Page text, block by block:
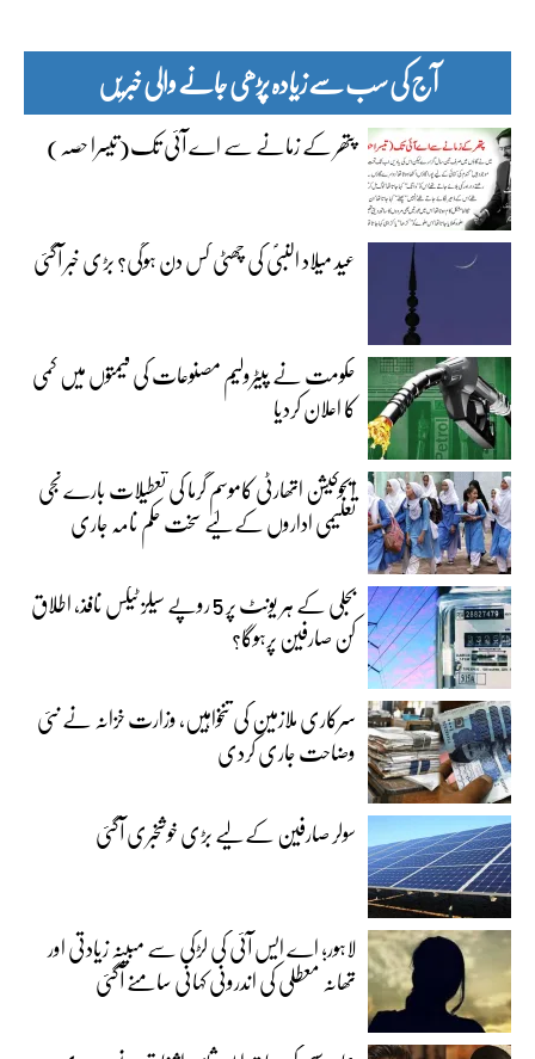
آج کی سب سے زیادہ پڑھی جانے والی خبریں
پتھر کے زمانے سے اے آئی تک(تیسرا حصہ)
عید میلاد النبیؐ کی چھٹی کس دن ہوگی؟ بڑی خبر آگئی
حکومت نے پیٹرولیم مصنوعات کی قیمتوں میں کمی
کا اعلان کردیا
ایجوکیشن اتھارٹی کاموسمِ گرما کی تعطیلات بارے نجی
تعلیمی اداروں کے لیے سخت حکم نامہ جاری
بجلی کے ہر یونٹ پر 5 روپے سیلز ٹیکس نافذ، اطلاق
کن صارفین پرہوگا؟
سرکاری ملازمین کی تنخواہیں، وزارت خزانہ نے نئی
وضاحت جاری کردی
سولر صارفین کے لیے بڑی خوشخبری آگئی
لاہور؛ اے ایس آئی کی لڑکی سے مبینہ زیادتی اور
تھانہ معطلی کی اندرونی کہانی سامنے آگئی